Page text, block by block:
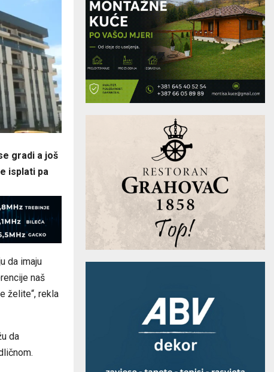
gradi a još
isplati pa
da imaju
naš
želite“, rekla
da